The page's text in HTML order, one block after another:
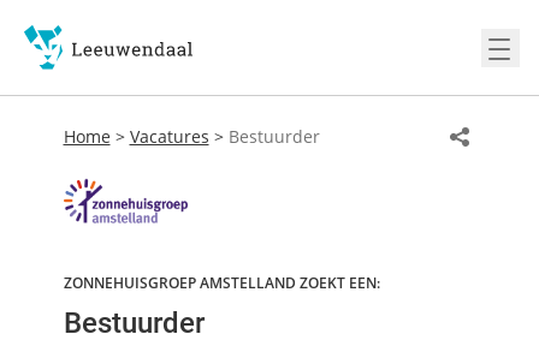
Home > Vacatures > Bestuurder
ZONNEHUISGROEP AMSTELLAND ZOEKT EEN:
Bestuurder